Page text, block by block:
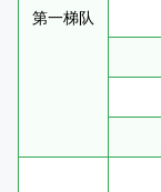
第一梯队